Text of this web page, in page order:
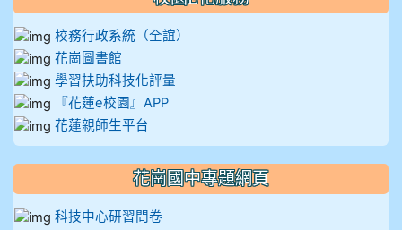
校務行政系統（全誼）
花崗圖書館
學習扶助科技化評量
『花蓮e校園』APP
花蓮親師生平台
花崗國中專題網頁
科技中心研習問卷